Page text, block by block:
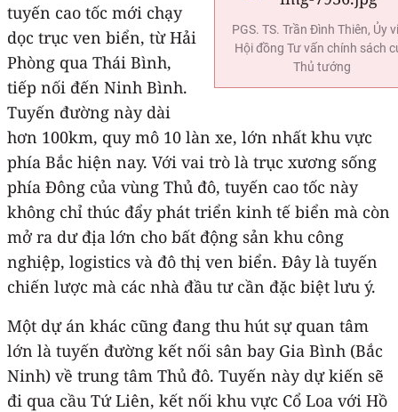
PGS. TS. Trần Đình Thiên, Ủy
Hội đồng Tư vấn chính sách
Thủ tướng
tuyến cao tốc mới chạy
dọc trục ven biển, từ Hải
Phòng qua Thái Bình,
tiếp nối đến Ninh Bình.
Tuyến đường này dài
hơn 100km, quy mô 10 làn xe, lớn nhất khu vực
phía Bắc hiện nay. Với vai trò là trục xương sống
phía Đông của vùng Thủ đô, tuyến cao tốc này
không chỉ thúc đẩy phát triển kinh tế biển mà còn
mở ra dư địa lớn cho bất động sản khu công
nghiệp, logistics và đô thị ven biển. Đây là tuyến
chiến lược mà các nhà đầu tư cần đặc biệt lưu ý.
Một dự án khác cũng đang thu hút sự quan tâm
lớn là tuyến đường kết nối sân bay Gia Bình (Bắc
Ninh) về trung tâm Thủ đô. Tuyến này dự kiến sẽ
đi qua cầu Tứ Liên, kết nối khu vực Cổ Loa với Hồ